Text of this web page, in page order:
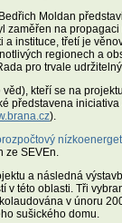
Moldan
zaměřen na
a instituce, třetí je
regionech a
pro trvale
kteří se na
představena
).
ze SEVEn.
a následná
v této oblasti. Tři
v únoru
sušického domu.